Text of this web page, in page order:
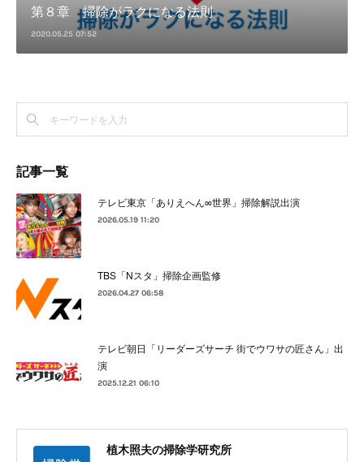
第８章 掃除がラクになる法則
2020.05.25 07:52
記事一覧
テレビ東京「ありえへん∞世界」掃除解説出演
2026.05.19 11:20
TBS「Nスタ」掃除企画監修
2026.04.27 06:58
テレビ朝日「リーダーズサーチ 街でウワサの匠さん」出
演
2025.12.21 06:10
植木照夫の掃除学研究所